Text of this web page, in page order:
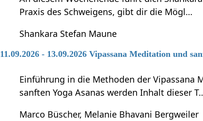
Praxis des Schweigens, gibt dir die Mögl…
Shankara Stefan Maune
11.09.2026 - 13.09.2026 Vipassana Meditation und
Einführung in die Methoden der
sanften Yoga Asanas werden Inhalt dieser
Marco Büscher, Melanie Bhavani Bergweiler